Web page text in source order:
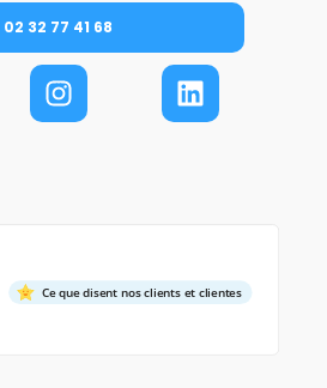
02 32 77 41 68
Ce que disent nos clients et clientes